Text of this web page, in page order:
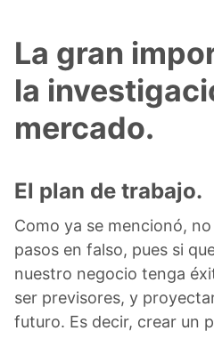
La gran
la
mercado.
El plan de trabajo.
Como ya se mencionó,
pasos en falso, pues si
nuestro negocio tenga
ser previsores, y
futuro. Es decir, crear un